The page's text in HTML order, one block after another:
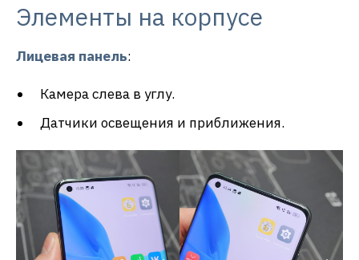
Элементы на корпусе
Лицевая панель:
Камера слева в углу.
Датчики освещения и приближения.